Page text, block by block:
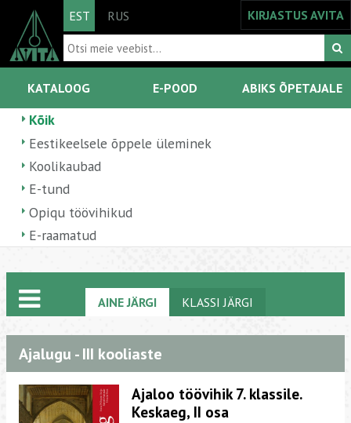
EST RUS KIRJASTUS AVITA
KATALOOG E-POOD ABIKS ÕPETAJALE
Kõik
Eestikeelsele õppele üleminek
Koolikaubad
E-tund
Opiqu töövihikud
E-raamatud
AINE JÄRGI KLASSI JÄRGI
Ajalugu - III kooliaste
Ajaloo töövihik 7. klassile.
Keskaeg, II osa